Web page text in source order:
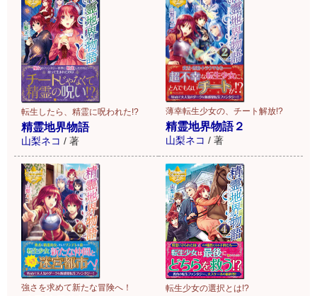
転生したら、精霊に呪われた!?
精霊地界物語
山梨ネコ / 著
薄幸転生少女の、チート解放!?
精霊地界物語２
山梨ネコ / 著
強さを求めて新たな冒険へ！ 転生少女の選択とは!?